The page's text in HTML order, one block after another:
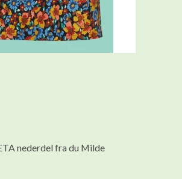
nederdel fra du Milde